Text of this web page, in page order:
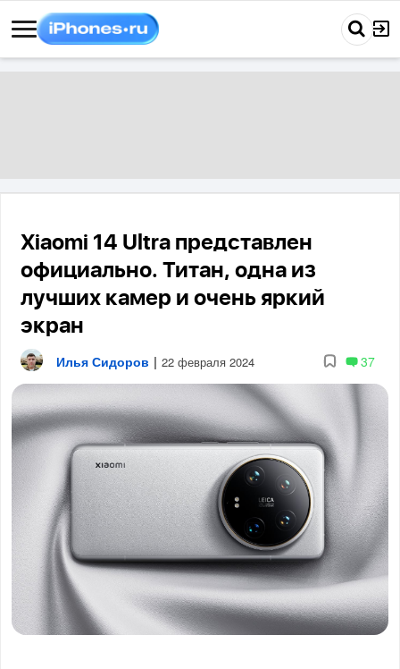
Xiaomi 14 Ultra представлен
официально. Титан, одна из
лучших камер и очень яркий
экран
Илья Сидоров | 22 февраля 2024 37